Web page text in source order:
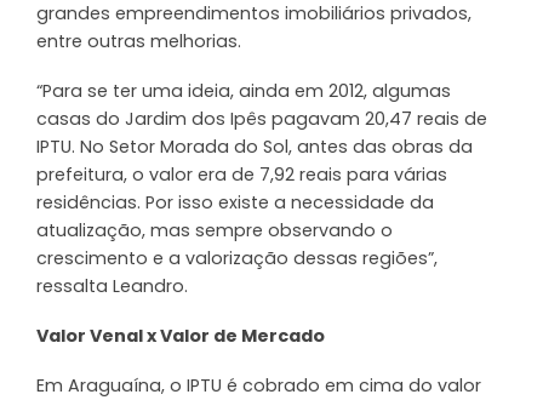
grandes empreendimentos imobiliários privados,
entre outras melhorias.
“Para se ter uma ideia, ainda em 2012, algumas
casas do Jardim dos Ipês pagavam 20,47 reais de
IPTU. No Setor Morada do Sol, antes das obras da
prefeitura, o valor era de 7,92 reais para várias
residências. Por isso existe a necessidade da
atualização, mas sempre observando o
crescimento e a valorização dessas regiões”,
ressalta Leandro.
Valor Venal x Valor de Mercado
Em Araguaína, o IPTU é cobrado em cima do valor